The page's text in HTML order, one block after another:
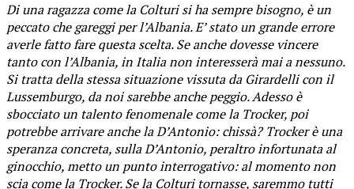
Di una ragazza come la Colturi si ha sempre bisogno, è un
peccato che gareggi per l’Albania. E’ stato un grande errore
averle fatto fare questa scelta. Se anche dovesse vincere
tanto con l’Albania, in Italia non interesserà mai a nessuno.
Si tratta della stessa situazione vissuta da Girardelli con il
Lussemburgo, da noi sarebbe anche peggio. Adesso è
sbocciato un talento fenomenale come la Trocker, poi
potrebbe arrivare anche la D’Antonio: chissà? Trocker è una
speranza concreta, sulla D’Antonio, peraltro infortunata al
ginocchio, metto un punto interrogativo: al momento non
scia come la Trocker. Se la Colturi tornasse, saremmo tutti